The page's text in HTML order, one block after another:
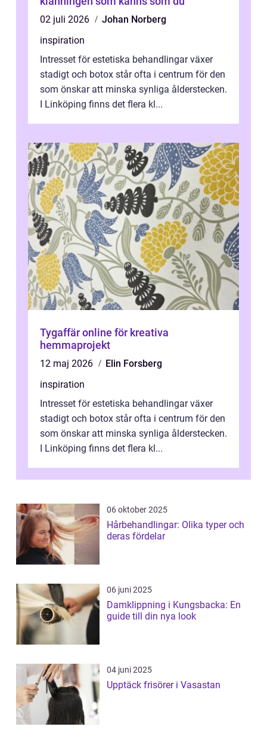
02 juli 2026
Johan Norberg
inspiration
Intresset för estetiska behandlingar växer
stadigt och botox står ofta i centrum för den
som önskar att minska synliga ålderstecken.
I Linköping finns det flera kl...
Tygaffär online för kreativa
hemmaprojekt
12 maj 2026
Elin Forsberg
inspiration
Intresset för estetiska behandlingar växer
stadigt och botox står ofta i centrum för den
som önskar att minska synliga ålderstecken.
I Linköping finns det flera kl...
06 oktober 2025
Hårbehandlingar: Olika typer och
deras fördelar
06 juni 2025
Damklippning i Kungsbacka: En
guide till din nya look
04 juni 2025
Upptäck frisörer i Vasastan